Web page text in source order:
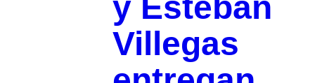
Villegas